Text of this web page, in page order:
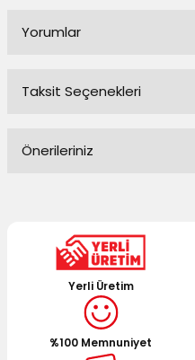
Yorumlar
Taksit Seçenekleri
Önerileriniz
kullanarak tarafımıza
Görüş ve önerileriniz için
Ürün resmi kalitesiz, bozuk
Ürün açıklamasında
Ürün bilgilerinde hatalar
Yerli Üretim
%100 Memnuniyet